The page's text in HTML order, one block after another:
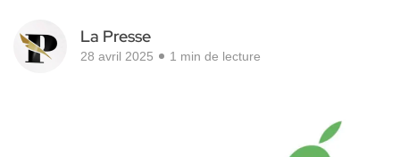
La Presse
28 avril 2025 1 min de lecture